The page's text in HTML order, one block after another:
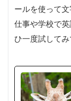
ールを使って
仕事や学校で
ひ一度試してみ